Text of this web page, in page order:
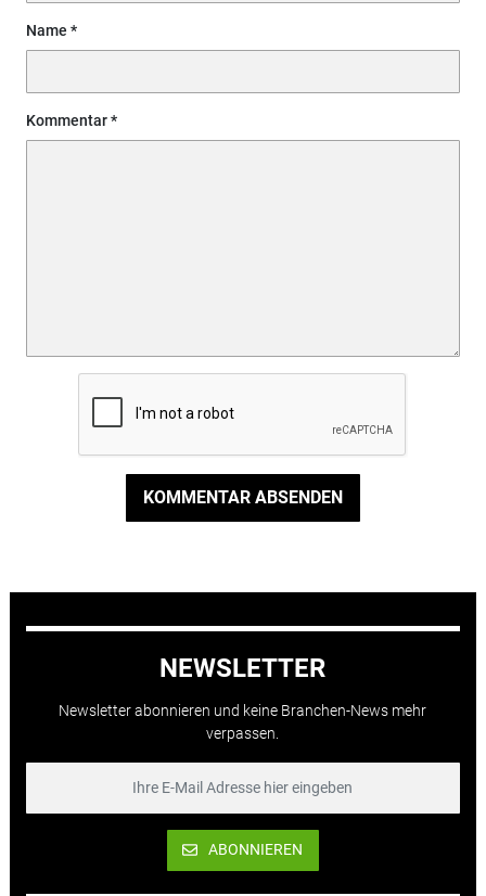
Name
Kommentar
KOMMENTAR ABSENDEN
NEWSLETTER
Newsletter abonnieren und keine Branchen-News mehr
verpassen.
ABONNIEREN